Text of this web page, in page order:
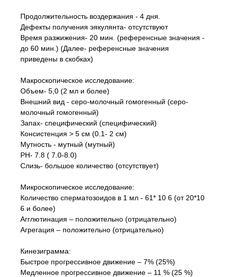
Продолжительность воздержания - 4 дня.
Дефекты получения эякулянта- отсутствуют
Время разжижения- 20 мин. (референсные значения -
до 60 мин.) (Далее- референсные значения
приведены в скобках)
Макроскопическое исследование:
Объем- 5,0 (2 мл и более)
Внешний вид - серо-молочный гомогенный (серо-
молочный гомогенный)
Запах- специфический (специфический)
Консистенция > 5 см (0.1- 2 см)
Мутность - мутный (мутный)
PH- 7.8 ( 7.0-8.0)
Слизь- большое количество (отсутствует)
Микроскопическое исследование:
Количество сперматозоидов в 1 мл - 61* 10 6 (от 20*10
6 и более)
Агглютинация – положительно (отрицательно)
Агрегация – положительно (отрицательно)
Кинезиграмма:
Быстрое прогрессивное движение – 7% (25%)
Медленное прогрессивное движение – 11 % (25 %)